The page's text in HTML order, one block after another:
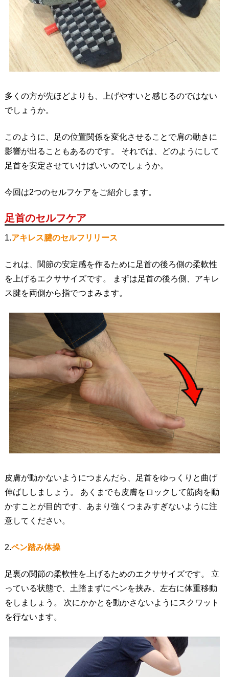
多くの方が先ほどよりも、上げやすいと感じるのではない
でしょうか。
このように、足の位置関係を変化させることで肩の動きに
影響が出ることもあるのです。 それでは、どのようにして
足首を安定させていけばいいのでしょうか。
今回は2つのセルフケアをご紹介します。
足首のセルフケア
1.アキレス腱のセルフリリース
これは、関節の安定感を作るために足首の後ろ側の柔軟性
を上げるエクササイズです。 まずは足首の後ろ側、アキレ
ス腱を両側から指でつまみます。
皮膚が動かないようにつまんだら、足首をゆっくりと曲げ
伸ばししましょう。 あくまでも皮膚をロックして筋肉を動
かすことが目的です、あまり強くつまみすぎないように注
意してください。
2.ペン踏み体操
足裏の関節の柔軟性を上げるためのエクササイズです。 立
っている状態で、土踏まずにペンを挟み、左右に体重移動
をしましょう。 次にかかとを動かさないようにスクワット
を行ないます。